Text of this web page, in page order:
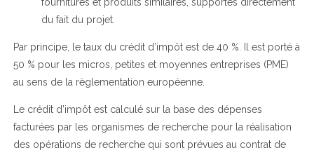
du fait du projet.
Par principe, le taux du crédit d’impôt est de 40 %. Il est porté à
50 % pour les micros, petites et moyennes entreprises (PME)
au sens de la règlementation européenne.
Le crédit d’impôt est calculé sur la base des dépenses
facturées par les organismes de recherche pour la réalisation
des opérations de recherche qui sont prévues au contrat de